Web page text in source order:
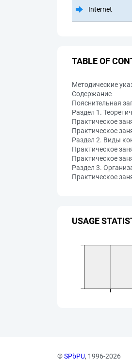
Internet
TABLE OF
Методические
Содержание
Пояснительная
Раздел 1.
Практическое
Практическое
Раздел 2. Виды
Практическое
Практическое
Раздел 3.
Практическое
USAGE
©SPbPU, 1996-2026